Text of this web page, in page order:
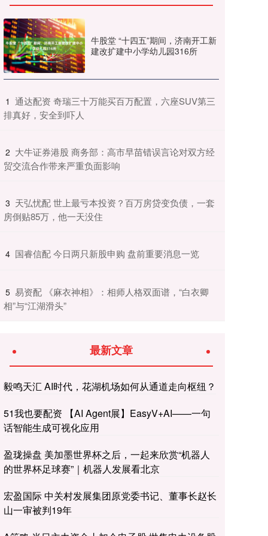
牛股堂 “十四五”期间，济南开工新
建改扩建中小学幼儿园316所
1 ​通达配资 奇瑞三十万能买百万配置，六座SUV第三
排真好，安全到吓人
2 ​大牛证券港股 商务部：高市早苗错误言论对双方经
贸交流合作带来严重负面影响
3 ​天弘忧配 世上最亏本投资？百万房贷变负债，一套
房倒贴85万，他一天没住
4 ​国睿信配 今日两只新股申购 盘前重要消息一览
5 ​易资配 《麻衣神相》：相师人格双面谱，“白衣卿
相”与“江湖滑头”
最新文章
毅鸣天汇 AI时代，花湖机场如何从通道走向枢纽？
51我也要配资 【AI Agent展】EasyV+AI——一句
话智能生成可视化应用
盈珑操盘 美加墨世界杯之后，一起来欣赏“机器人
的世界杯足球赛”｜机器人发展看北京
宏盈国际 中关村发展集团原党委书记、董事长赵长
山一审被判19年